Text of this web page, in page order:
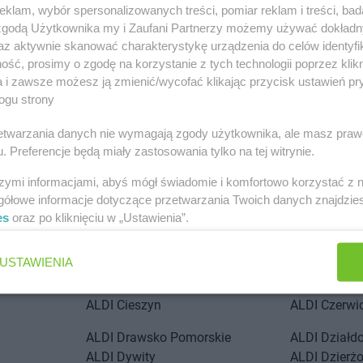
ALDI Augustów
ALDI
Bieruń
ALDI Cieszyn
ALDI
ALDI Drawsko Pomorskie
ALDI Dywity
ALDI
ALDI
wybór spersonalizowanych treści, pomiar reklam i treści,
Użytkownika my i Zaufani Partnerzy możemy używać
aktywnie skanować charakterystykę urządzenia do celów
prosimy o zgodę na korzystanie z tych technologii poprzez
i zawsze możesz ją zmienić/wycofać klikając przycisk ustawień
strony
danych nie wymagają zgody użytkownika, ale masz
Preferencje będą miały zastosowania tylko na tej witrynie.
informacjami, abyś mógł świadomie i komfortowo korzystać z
informacje dotyczące przetwarzania Twoich danych
oraz po kliknięciu w „Ustawienia”.
USTAWIENIA